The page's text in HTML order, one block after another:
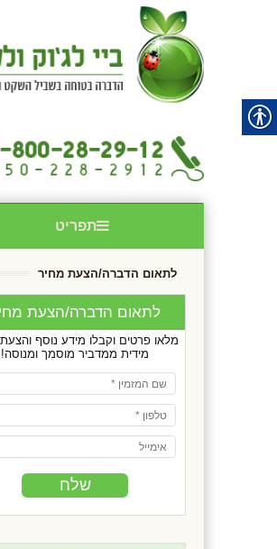
תפריט
לתאום הדברה/הצעת מחיר
לתאום הדברה/הצעת
מלאו פרטים וקבלו מידע נוסף
מידית ממדביר מוסמך ומנוסה!